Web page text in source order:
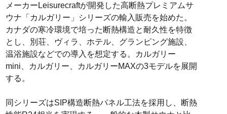
メーカーLeisurecraftが開発した高断熱プレミアムサ
ウナ「カルガリー」シリーズの輸入販売を始めた。
カナダの寒冷環境で培った断熱構造と耐久性を特徴
とし、別荘、ヴィラ、ホテル、グランピング施設、
温浴施設などでの導入を想定する。カルガリー
mini、カルガリー、カルガリーMAXの3モデルを展開
する。
同シリーズはSIP構造断熱パネル工法を採用し、断熱